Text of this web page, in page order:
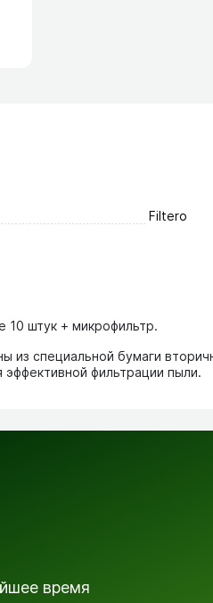
Filtero
10 штук + микрофильтр.
специальной бумаги
фильтрации пыли.
время